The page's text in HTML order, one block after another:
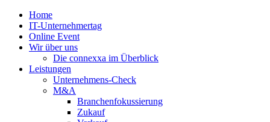
Home
IT-Unternehmertag
Online Event
Wir über uns
Die connexxa im Überblick
Leistungen
Unternehmens-Check
M&A
Branchenfokussierung
Zukauf